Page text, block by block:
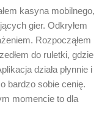
kasyna mobilnego,
gier. Odkryłem
Rozpocząłem
do ruletki, gdzie
działa płynnie i
bardzo sobie cenię.
momencie to dla